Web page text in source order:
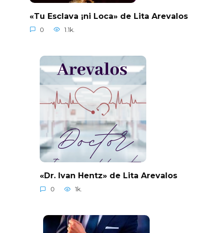
«Tu Esclava ¡ni Loca» de Lita Arevalos
0 1.1k.
«Dr. Ivan Hentz» de Lita Arevalos
0 1k.